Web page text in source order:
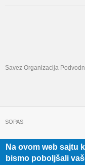
Savez Organizacija
SOPAS
+381 11 322 22 32
Na ovom web sajtu
bismo poboljšali